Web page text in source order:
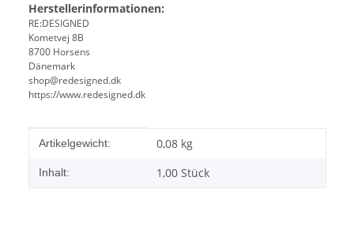
Herstellerinformationen:
RE:DESIGNED
Kometvej 8B
8700 Horsens
Dänemark
shop@redesigned.dk
https://www.redesigned.dk
Produkteigenschaft
Wert
Artikelgewicht: 0,08 kg
Inhalt: 1,00 Stück